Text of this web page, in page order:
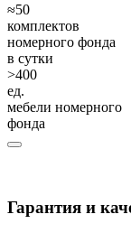
≈50
комплектов
номерного фонда
в сутки
>400
ед.
мебели номерного
фонда
Гарантия и